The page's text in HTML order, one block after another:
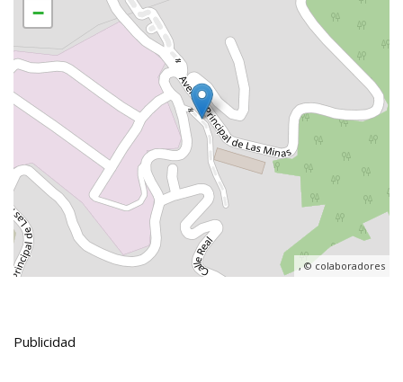
−
, © colaboradores
Publicidad